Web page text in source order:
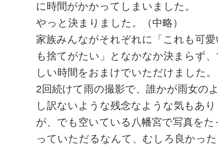
に時間がかかってしまいました。
やっと決まりました。（中略）
家族みんながそれぞれに「これも可
も捨てがたい」となかなか決まらず
しい時間をおまけでいただけました。
2回続けて雨の撮影で、誰かが雨女の
し訳ないような残念なような気もあ
が、でも空いている八幡宮で写真をた
っていただるなんて、むしろ良かっ